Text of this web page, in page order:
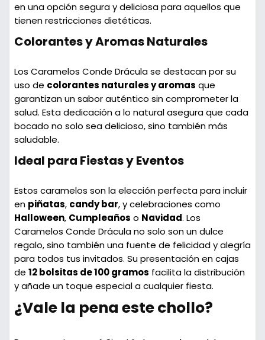
en una opción segura y deliciosa para aquellos que
tienen restricciones dietéticas.
Colorantes y Aromas Naturales
Los Caramelos Conde Drácula se destacan por su
uso de colorantes naturales y aromas que
garantizan un sabor auténtico sin comprometer la
salud. Esta dedicación a lo natural asegura que cada
bocado no solo sea delicioso, sino también más
saludable.
Ideal para Fiestas y Eventos
Estos caramelos son la elección perfecta para incluir
en piñatas, candy bar, y celebraciones como
Halloween, Cumpleaños o Navidad. Los
Caramelos Conde Drácula no solo son un dulce
regalo, sino también una fuente de felicidad y alegría
para todos tus invitados. Su presentación en cajas
de 12 bolsitas de 100 gramos facilita la distribución
y añade un toque especial a cualquier fiesta.
¿Vale la pena este chollo?